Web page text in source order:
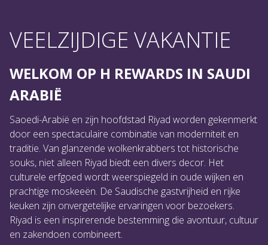
VEELZIJDIGE VAKANTIE
WELKOM OP H REWARDS IN SAUDI
ARABIË
Saoedi-Arabië en zijn hoofdstad Riyad worden gekenmerkt
door een spectaculaire combinatie van moderniteit en
traditie. Van glanzende wolkenkrabbers tot historische
souks, niet alleen Riyad biedt een divers decor. Het
culturele erfgoed wordt weerspiegeld in oude wijken en
prachtige moskeeën. De Saudische gastvrijheid en rijke
keuken zijn onvergetelijke ervaringen voor bezoekers.
Riyad is een inspirerende bestemming die avontuur, cultuur
en zakendoen combineert.